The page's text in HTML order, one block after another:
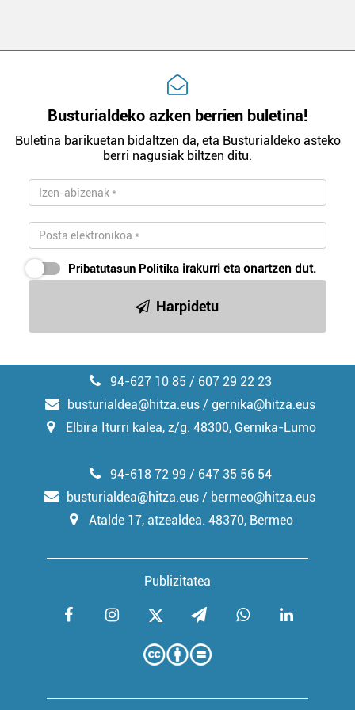
Busturialdeko azken berrien buletina!
Buletina barikuetan bidaltzen da, eta Busturialdeko asteko
berri nagusiak biltzen ditu.
Pribatutasun Politika irakurri eta onartzen dut.
Harpidetu
94-627 10 85 / 607 29 22 23
busturialdea@hitza.eus / gernika@hitza.eus
Elbira Iturri kalea, z/g. 48300, Gernika-Lumo
Publizitatea
94-618 72 99 / 647 35 56 54
busturialdea@hitza.eus / bermeo@hitza.eus
Atalde 17, atzealdea. 48370, Bermeo